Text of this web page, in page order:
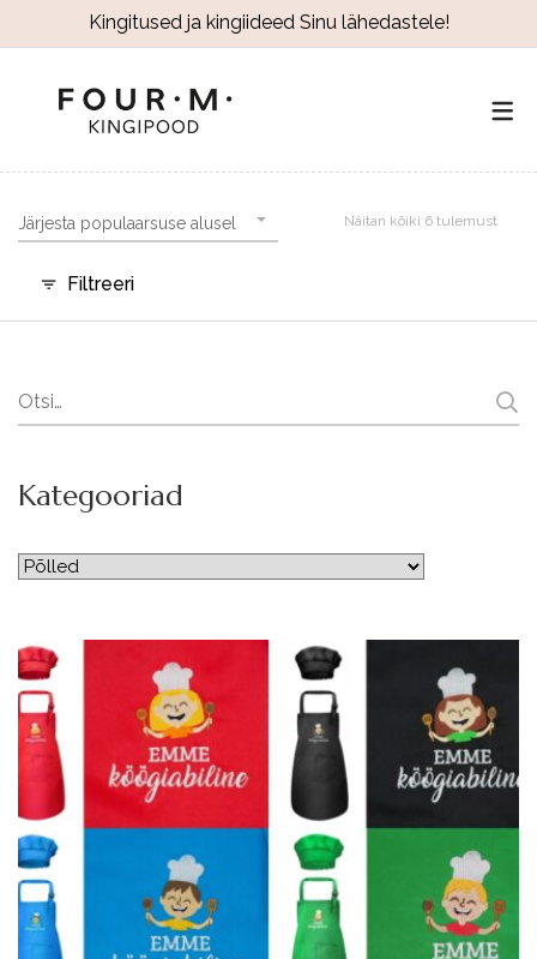
Kingitused ja kingiideed Sinu lähedastele!
Järjesta populaarsuse alusel Näitan kõiki 6 tulemust
Filtreeri
Search
Kategooriad